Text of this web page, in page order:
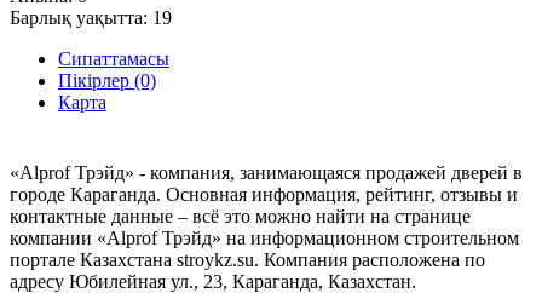
Барлық уақытта: 19
Сипаттамасы
Пікірлер (0)
Карта
«Alprof Трэйд» - компания, занимающаяся продажей дверей в
городе Караганда. Основная информация, рейтинг, отзывы и
контактные данные – всё это можно найти на странице
компании «Alprof Трэйд» на информационном строительном
портале Казахстана stroykz.su. Компания расположена по
адресу Юбилейная ул., 23, Караганда, Казахстан.